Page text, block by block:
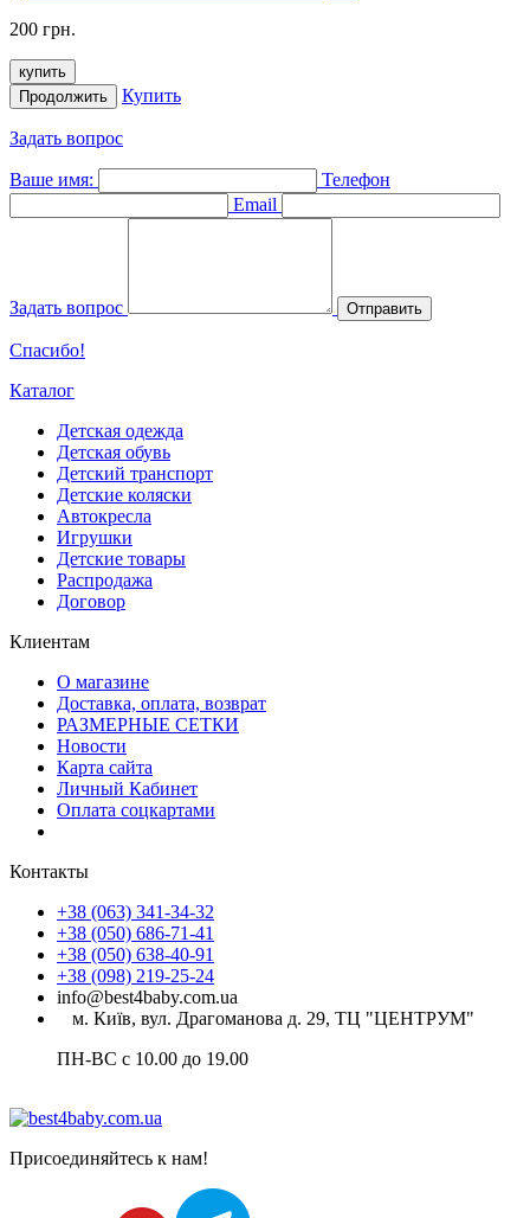
200 грн.
купить
Продолжить
Купить
Задать вопрос
Ваше имя:
Телефон
Email
Задать вопрос Отправить
Спасибо!
Каталог
Детская одежда
Детская обувь
Детский транспорт
Детские коляски
Автокресла
Игрушки
Детские товары
Распродажа
Договор
Клиентам
О магазине
Доставка, оплата, возврат
РАЗМЕРНЫЕ СЕТКИ
Новости
Карта сайта
Личный Кабинет
Оплата соцкартами
Контакты
+38 (063) 341-34-32
+38 (050) 686-71-41
+38 (050) 638-40-91
+38 (098) 219-25-24
info@best4baby.com.ua
м. Київ, вул. Драгоманова д. 29, ТЦ "ЦЕНТРУМ"
ПН-ВС с 10.00 до 19.00
Присоединяйтесь к нам!